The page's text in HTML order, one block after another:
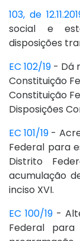
103, de
social e
disposições
EC 102/19 - Dá
Constituição
Constituição
Disposições
EC 101/19 -
Federal para
Distrito
acumulação
inciso XVI.
EC 100/19 -
Federal